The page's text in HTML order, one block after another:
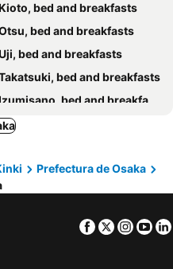
bed and breakfasts
bed and breakfasts
bed and breakfasts
bed and breakfasts
bed and breakfasts
bed and breakfasts
bed and breakfasts
bed and breakfasts
Kinokawa, bed and breakfasts
Prefectura de Osaka
Facebook
Twitter